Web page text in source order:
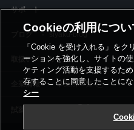
サポート
siyaku-blog
取扱いメーカー
事業所一覧
Cookieの利用につい
「Cookie を受け入れる」を
ーションを強化し、サイトの
ケティング活動を支援するた
存することに同意したことにな
シー